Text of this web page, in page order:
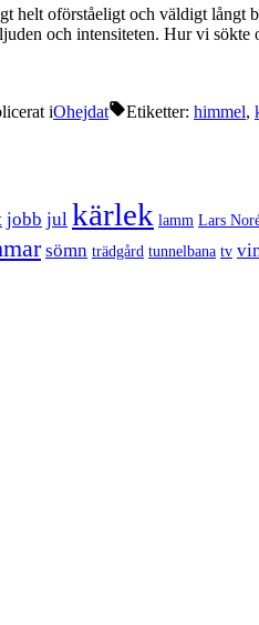
helt oförståeligt och väldigt
och intensiteten. Hur vi
iOhejdat Etiketter: himmel,
jobb jul kärlek lamm Lars
sömn trädgård tunnelbana tv